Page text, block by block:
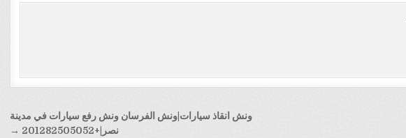
ونش انقاذ سيارات|ونش الفرسان ونش رفع سيارات في مدينة
نصر|+201282505052 →